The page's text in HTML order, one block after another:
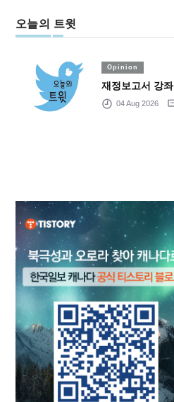
오늘의 트윗
Opinion
재정보고서 강좌
04 Aug 2026